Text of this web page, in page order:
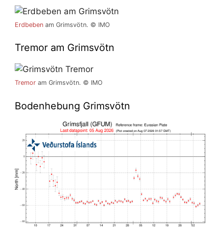
Erdbeben am Grimsvötn. © IMO
Tremor am Grimsvötn
Tremor am Grimsvötn. © IMO
Bodenhebung Grimsvötn